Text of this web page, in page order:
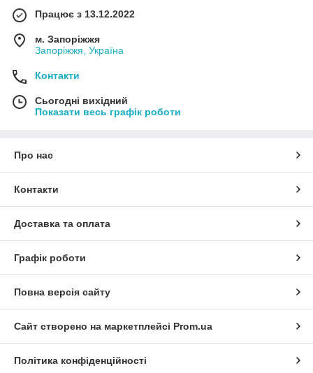
Працює з 13.12.2022
м. Запоріжжя
Запоріжжя, Україна
Контакти
Сьогодні вихідний
Показати весь графік роботи
Про нас
Контакти
Доставка та оплата
Графік роботи
Повна версія сайту
Сайт створено на маркетплейсі Prom.ua
Політика конфіденційності